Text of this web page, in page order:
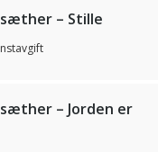
– Stille
– Jorden er